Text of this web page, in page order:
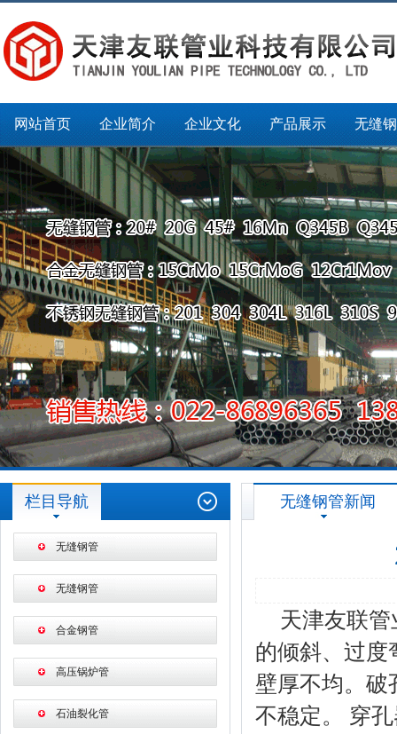
网站首页 企业简介 企业文化 产品展示 无缝
栏目导航
无缝钢管
无缝钢管
合金钢管
高压锅炉管
石油裂化管
无缝钢管新闻
天津友联
的倾斜、过度
壁厚不均。破
不稳定。 穿